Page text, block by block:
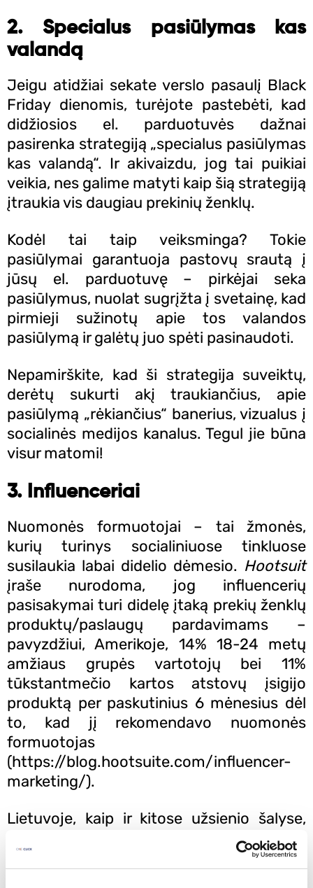
2. Specialus pasiūlymas kas
valandą
Jeigu atidžiai sekate verslo pasaulį Black
Friday dienomis, turėjote pastebėti, kad
didžiosios el. parduotuvės dažnai
pasirenka strategiją „specialus pasiūlymas
kas valandą“. Ir akivaizdu, jog tai puikiai
veikia, nes galime matyti kaip šią strategiją
įtraukia vis daugiau prekinių ženklų.
Kodėl tai taip veiksminga? Tokie
pasiūlymai garantuoja pastovų srautą į
jūsų el. parduotuvę – pirkėjai seka
pasiūlymus, nuolat sugrįžta į svetainę, kad
pirmieji sužinotų apie tos valandos
pasiūlymą ir galėtų juo spėti pasinaudoti.
Nepamirškite, kad ši strategija suveiktų,
derėtų sukurti akį traukiančius, apie
pasiūlymą „rėkiančius“ banerius, vizualus į
socialinės medijos kanalus. Tegul jie būna
visur matomi!
3. Influenceriai
Nuomonės formuotojai – tai žmonės,
kurių turinys socialiniuose tinkluose
susilaukia labai didelio dėmesio. Hootsuit
įraše nurodoma, jog influencerių
pasisakymai turi didelę įtaką prekių ženklų
produktų/paslaugų pardavimams –
pavyzdžiui, Amerikoje, 14% 18-24 metų
amžiaus grupės vartotojų bei 11%
tūkstantmečio kartos atstovų įsigijo
produktą per paskutinius 6 mėnesius dėl
to, kad jį rekomendavo nuomonės
formuotojas
(https://blog.hootsuite.com/influencer-
marketing/).
Lietuvoje, kaip ir kitose užsienio šalyse,
turime įvairių dydžių nuomonės
formuotojų – mikro, makro ir mega